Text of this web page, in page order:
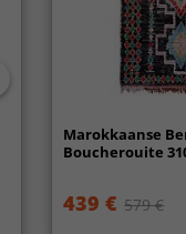
Marokkaanse
Boucherouite
439 € 579 €